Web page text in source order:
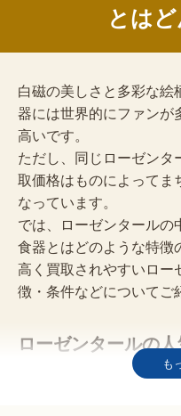
第二次世界大戦後は、2
舵を切り、多くの優秀
こうして、現在につなが
盤を築くと、1967年には
た。
デザイン性の向上と生産
ルの食器は一般市民にも
ンドへと成長していった
とは
白磁の美しさと多彩な
器には世界的にファンが
高いです。
ただし、同じローゼン
取価格はものによってま
なっています。
では、ローゼンタール
食器とはどのような特徴
高く買取されやすいロー
徴・条件などについてご
ローゼンタールの
も